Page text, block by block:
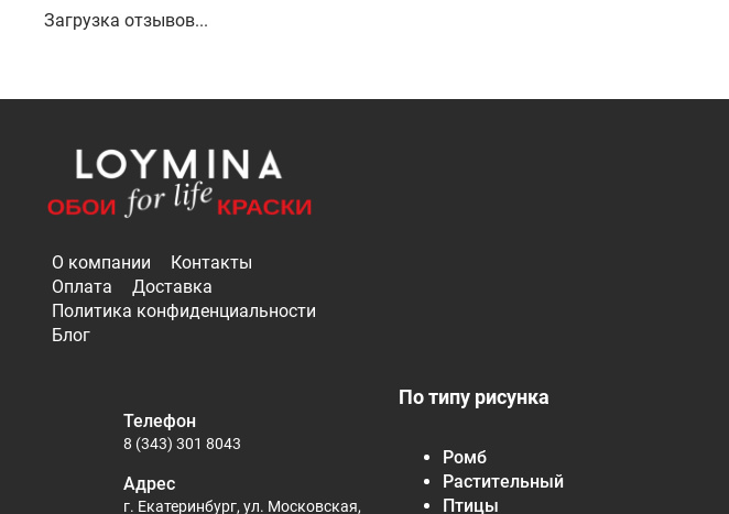
Загрузка отзывов...
О компании
Контакты
Оплата
Доставка
Политика конфиденциальности
Блог
По типу рисунка
Ромб
Растительный
Птицы
Телефон
8 (343) 301 8043
Адрес
г. Екатеринбург, ул. Московская,